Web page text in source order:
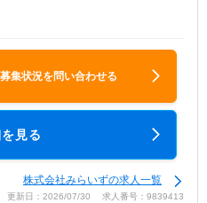
集状況を問い合わせる
見る
株式会社みらいずの求人一覧
更新日：2026/07/30 求人番号：9839413